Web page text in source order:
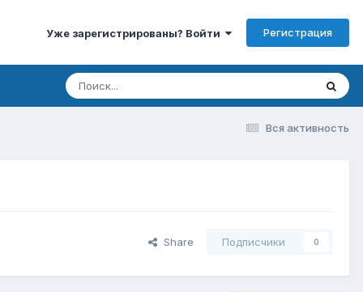
Уже зарегистрированы? Войти Регистрация
Вся активность
Share Подписчики 0